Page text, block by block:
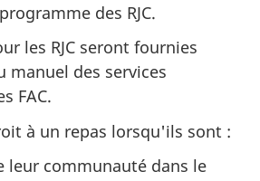
des RJC.
les RJC seront fournies
manuel des services
FAC.
à un repas lorsqu'ils sont :
leur communauté dans le